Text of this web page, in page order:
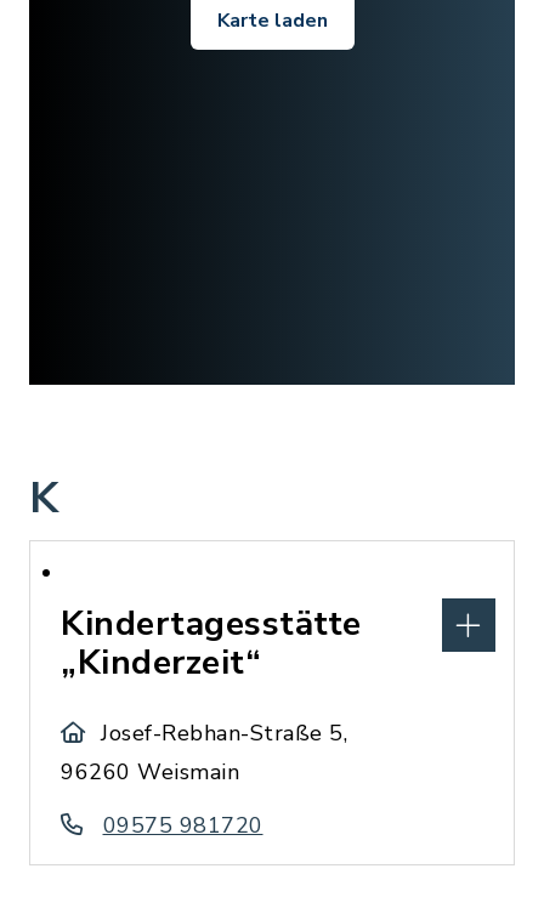
Karte laden
K
Kindertagesstätte
„Kinderzeit“
Josef-Rebhan-Straße 5,
96260 Weismain
09575 981720